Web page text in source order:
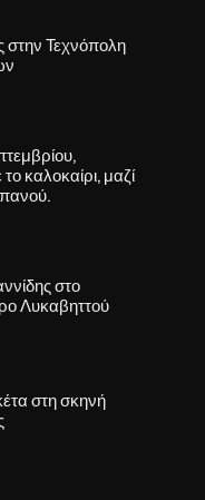
στην Τεχνόπολη
καλοκαίρι, μαζί
στο
Λυκαβηττού
στη σκηνή